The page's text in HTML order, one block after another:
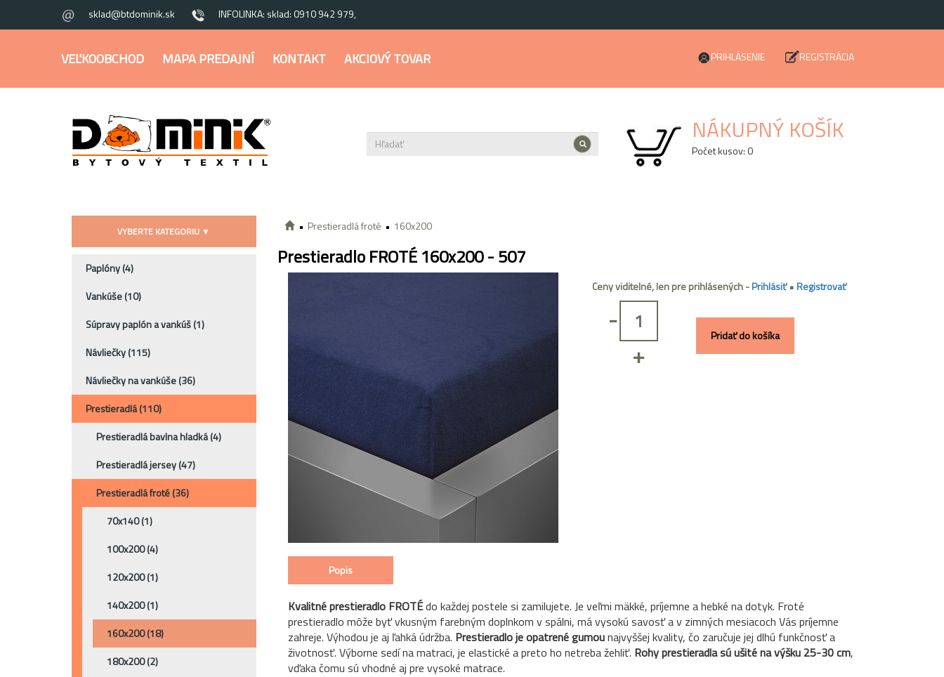
sklad@btdominik.sk INFOLINKA: sklad: 0910 942 979,
VEĽKOOBCHOD MAPA PREDAJNÍ KONTAKT AKCIOVÝ TOVAR PRIHLÁSENIE REGISTRÁCIA
NÁKUPNÝ KOŠÍK
Počet kusov: 0
VYBERTE KATEGORIU ▼
Paplóny(4)
Vankúše(10)
Súpravy paplón a vankúš(1)
Návliečky(115)
Návliečky na vankúše(36)
Prestieradlá(110)
Prestieradlá bavlna hladká(4)
Prestieradlá jersey(47)
Prestieradlá froté(36)
70x140(1)
100x200(4)
120x200(1)
140x200(1)
160x200(18)
180x200(2)
Prestieradlá froté 160x200
Prestieradlo FROTÉ 160x200 - 507
Ceny viditelné, len pre prihlásených -Prihlásiť•Registrovať
-
+
Pridať do košíka
Popis
Kvalitné prestieradlo FROTÉdo každej postele si zamilujete. Je veľmi mäkké, príjemne a hebké na dotyk. Froté
prestieradlo môže byť vkusným farebným doplnkom v spálni, má vysokú savosť a v zimných mesiacoch Vás príjemne
zahreje. Výhodou je aj ľahká údržba. Prestieradlo je opatrené gumounajvyššej kvality, čo zaručuje jej dlhú funkčnosť a
životnosť. Výborne sedí na matraci, je elastické a preto ho netreba žehliť. Rohy prestieradla sú ušité na výšku 25-30 cm,
vďaka čomu sú vhodné aj pre vysoké matrace.